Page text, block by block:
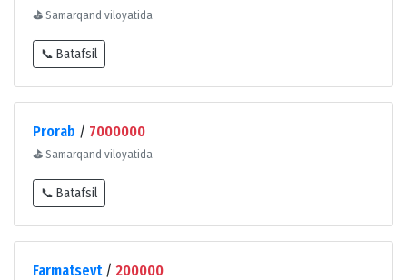
⛳ Samarqand viloyatida
📞 Batafsil
Prorab / 7000000
⛳ Samarqand viloyatida
📞 Batafsil
Farmatsevt/ 200000